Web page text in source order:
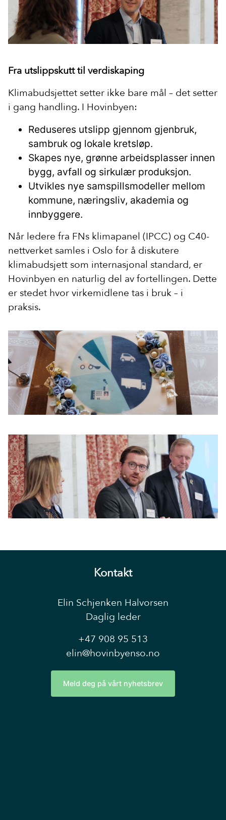
Fra utslippskutt til verdiskaping
Klimabudsjettet setter ikke bare mål – det setter
i gang handling. I Hovinbyen:
Reduseres utslipp gjennom gjenbruk,
sambruk og lokale kretsløp.
Skapes nye, grønne arbeidsplasser innen
bygg, avfall og sirkulær produksjon.
Utvikles nye samspillsmodeller mellom
kommune, næringsliv, akademia og
innbyggere.
Når ledere fra FNs klimapanel (IPCC) og C40-
nettverket samles i Oslo for å diskutere
klimabudsjett som internasjonal standard, er
Hovinbyen en naturlig del av fortellingen. Dette
er stedet hvor virkemidlene tas i bruk – i
praksis.
Kontakt
Elin Schjenken Halvorsen
Daglig leder
+47 908 95 513
elin@hovinbyenso.no
Meld deg på vårt nyhetsbrev